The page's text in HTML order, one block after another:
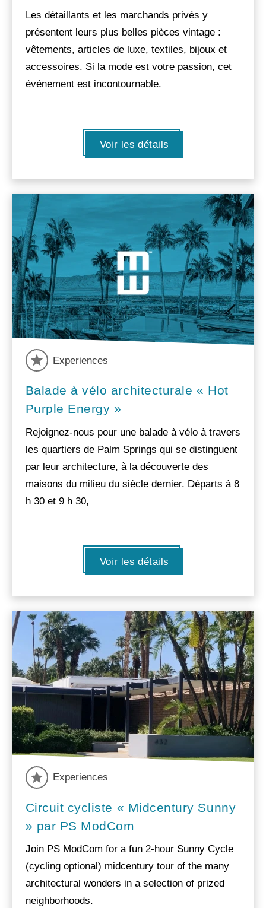
Les détaillants et les marchands privés y
présentent leurs plus belles pièces vintage :
vêtements, articles de luxe, textiles, bijoux et
accessoires. Si la mode est votre passion, cet
événement est incontournable.
Voir les détails
Experiences
Balade à vélo architecturale « Hot
Purple Energy »
Rejoignez-nous pour une balade à vélo à travers
les quartiers de Palm Springs qui se distinguent
par leur architecture, à la découverte des
maisons du milieu du siècle dernier. Départs à 8
h 30 et 9 h 30,
Voir les détails
Experiences
Circuit cycliste « Midcentury Sunny
» par PS ModCom
Join PS ModCom for a fun 2-hour Sunny Cycle
(cycling optional) midcentury tour of the many
architectural wonders in a selection of prized
neighborhoods.